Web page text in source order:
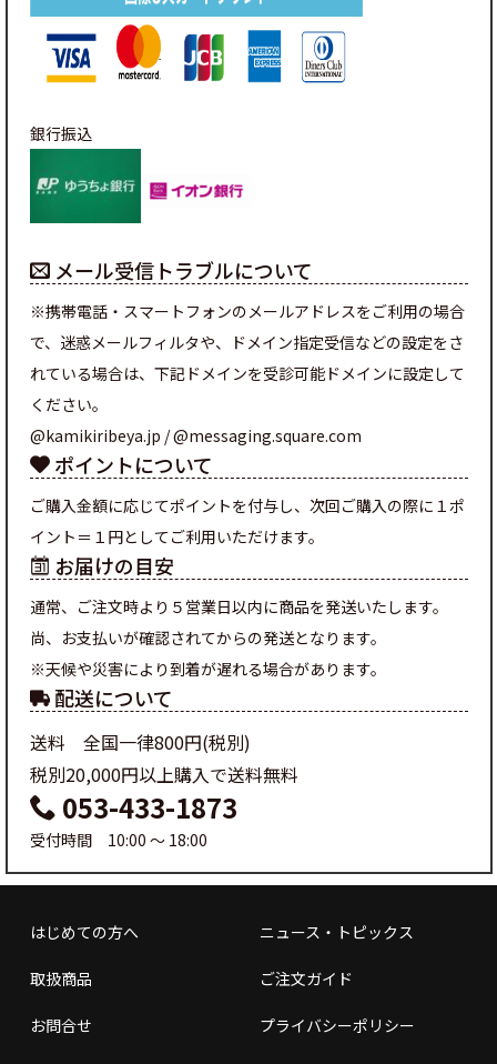
銀行振込
メール受信トラブルについて
※携帯電話・スマートフォンのメールアドレスをご利用の場合
で、迷惑メールフィルタや、ドメイン指定受信などの設定をさ
れている場合は、下記ドメインを受診可能ドメインに設定して
ください。
@kamikiribeya.jp / @messaging.square.com
ポイントについて
ご購入金額に応じてポイントを付与し、次回ご購入の際に１ポ
イント＝１円としてご利用いただけます。
お届けの目安
通常、ご注文時より５営業日以内に商品を発送いたします。
尚、お支払いが確認されてからの発送となります。
※天候や災害により到着が遅れる場合があります。
配送について
送料 全国一律800円(税別)
税別20,000円以上購入で送料無料
053-433-1873
受付時間 10:00 ～ 18:00
はじめての方へ ニュース・トピックス
取扱商品 ご注文ガイド
お問合せ プライバシーポリシー